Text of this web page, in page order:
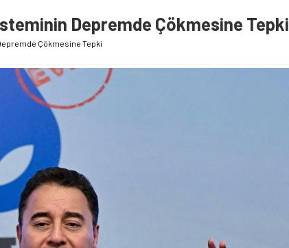
Depremde Çökmesine Tepki
Çökmesine Tepki